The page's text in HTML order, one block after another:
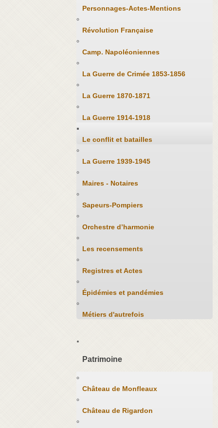
Personnages-Actes-Mentions
Révolution Française
Camp. Napoléoniennes
La Guerre de Crimée 1853-1856
La Guerre 1870-1871
La Guerre 1914-1918
Le conflit et batailles
La Guerre 1939-1945
Maires - Notaires
Sapeurs-Pompiers
Orchestre d’harmonie
Les recensements
Registres et Actes
Épidémies et pandémies
Métiers d'autrefois
Patrimoine
Château de Monfleaux
Château de Rigardon